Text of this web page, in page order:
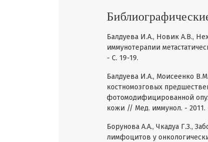
Балдуева И.А., Новик А.В.,
иммунотерапии
- С. 19-19.
Балдуева И.А., Моисеенко
костномозговых
фотомодифицированной
кожи // Мед. иммунол. - 2011.
Борунова А.А., Чкадуа Г.З.,
лимфоцитов у